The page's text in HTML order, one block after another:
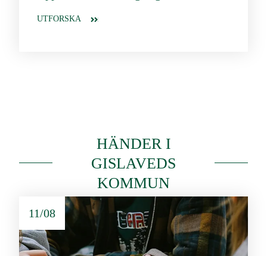
UTFORSKA
HÄNDER I
GISLAVEDS
KOMMUN
11/08